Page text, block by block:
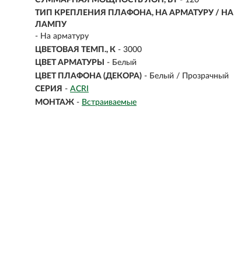
ТИП КРЕПЛЕНИЯ ПЛАФОНА, НА АРМАТУРУ / НА
ЛАМПУ
- На арматуру
ЦВЕТОВАЯ ТЕМП., К - 3000
ЦВЕТ АРМАТУРЫ
- Белый
ЦВЕТ ПЛАФОНА (ДЕКОРА) - Белый / Прозрачный
СЕРИЯ - ACRI
МОНТАЖ - Встраиваемые